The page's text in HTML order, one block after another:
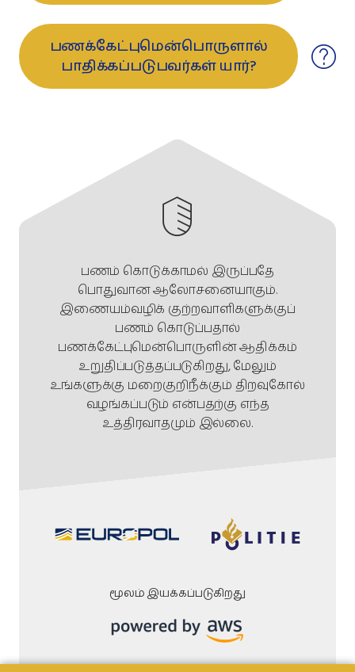
பணக்கேட்புமென்பொருளால்
பாதிக்கப்படுபவர்கள் யார்?
பணம் கொடுக்காமல் இருப்பதே
பொதுவான ஆலோசனையாகும்.
இணையம்வழிக் குற்றவாளிகளுக்குப்
பணம் கொடுப்பதால்
பணக்கேட்புமென்பொருளின் ஆதிக்கம்
உறுதிப்படுத்தப்படுகிறது, மேலும்
உங்களுக்கு மறைகுறிநீக்கும் திறவுகோல்
வழங்கப்படும் என்பதற்கு எந்த
உத்திரவாதமும் இல்லை.
மூலம் இயக்கப்படுகிறது